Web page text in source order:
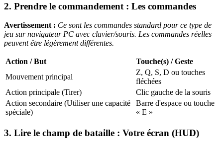
2. Prendre le commandement : Les commandes
Avertissement : Ce sont les commandes standard pour ce type de
jeu sur navigateur PC avec clavier/souris. Les commandes réelles
peuvent être légèrement différentes.
Action / But
Touche(s) / Geste
Mouvement principal
Z, Q, S, D ou touches
fléchées
Action principale (Tirer)
Clic gauche de la souris
Action secondaire (Utiliser une capacité
spéciale)
Barre d'espace ou touche
« E »
3. Lire le champ de bataille : Votre écran (HUD)